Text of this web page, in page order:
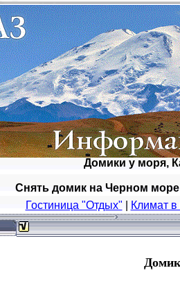
Домики у моря,
Снять домик на Черном
Гостиница "Отдых"
Климат в